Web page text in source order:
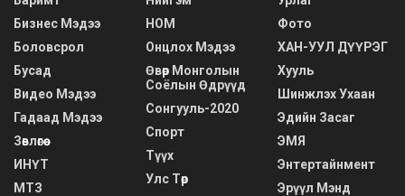
Бизнес Мэдээ
Боловсрол
Бусад
Видео Мэдээ
Гадаад Мэдээ
Зөвлөгөө
ИНҮТ
МТЗ
НОМ
Онцлох Мэдээ
Өвөр Монголын
Соёлын Өдрүүд
Сонгууль-2020
Спорт
Түүх
Улс Төр
Фото
ХАН-УУЛ ДҮҮРЭГ
Хууль
Шинжлэх Ухаан
Эдийн Засаг
ЭМЯ
Энтертайнмент
Эрүүл Мэнд